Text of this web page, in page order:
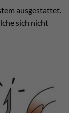
ausgestattet.
sich nicht